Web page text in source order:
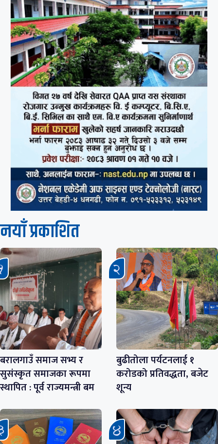
नयाँ प्रकाशित
बरालगाउँ समाज सभ्य र
सुसंस्कृत समाजका रूपमा
स्थापित : पूर्व राज्यमन्त्री बम
बुढीतोला पर्यटनलाई १
करोडको प्रतिवद्धता, बजेट
शून्य